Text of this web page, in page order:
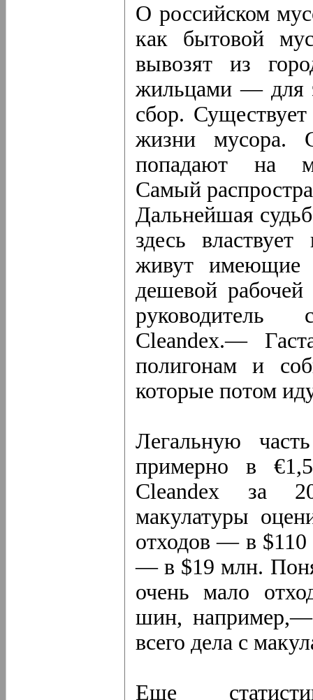
О российском
как бытовой
вывозят из
жильцами — для
сбор.
жизни мусора.
попадают на
Самый
Дальнейшая
здесь
живут имеющие
дешевой
руководитель
Cleandex.—
полигонам и
которые потом
Легальную
примерно в
Cleandex за
макулатуры
отходов — в
— в $19 млн.
очень мало
шин,
всего дела с
Еще